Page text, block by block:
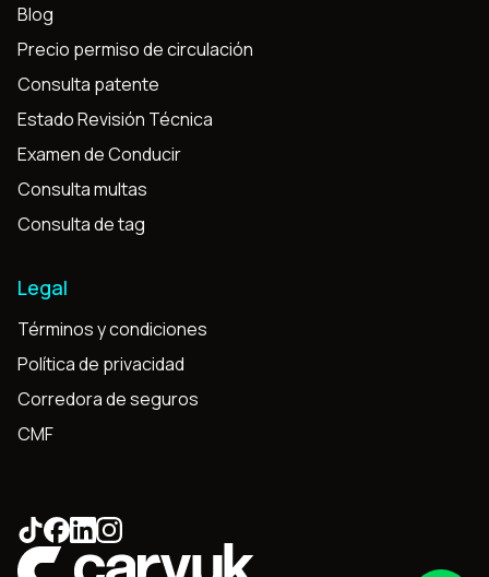
Blog
Precio permiso de circulación
Consulta patente
Estado Revisión Técnica
Examen de Conducir
Consulta multas
Consulta de tag
Legal
Términos y condiciones
Política de privacidad
Corredora de seguros
CMF